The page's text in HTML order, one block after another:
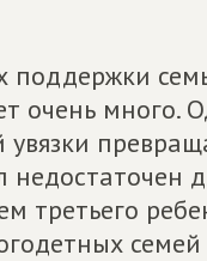
очень много.
третьего
семей